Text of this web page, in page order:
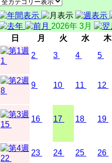
2026年 3月
日
月 火 水 木
1
2 3 4 5
8
9 10 11 12
15
16 17 18 19
22
23 24 25 26